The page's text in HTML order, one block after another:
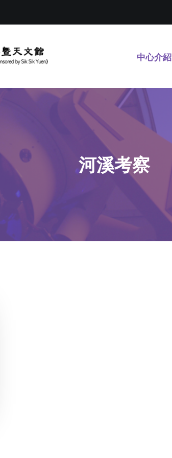
中心介紹
河溪考察